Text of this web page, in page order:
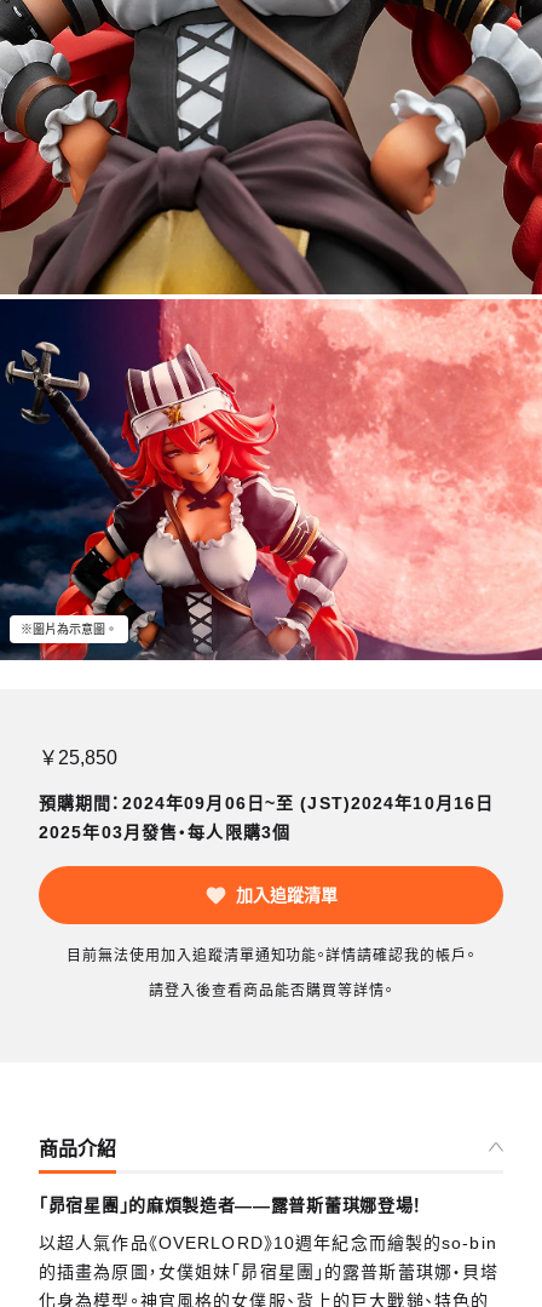
※圖片為示意圖。
￥25,850
預購期間：2024年09月06日~至 (JST)2024年10月16日
2025年03月發售・每人限購3個
加入追蹤清單
目前無法使用加入追蹤清單通知功能。詳情請確認我的帳戶。
請登入後查看商品能否購買等詳情。
商品介紹
「昴宿星團」的麻煩製造者——露普斯蕾琪娜登場！
以超人氣作品《OVERLORD》10週年紀念而繪製的so-bin
的插畫為原圖，女僕姐妹「昴宿星團」的露普斯蕾琪娜‧貝塔
化身為模型。神官風格的女僕服、背上的巨大戰鎚、特色的